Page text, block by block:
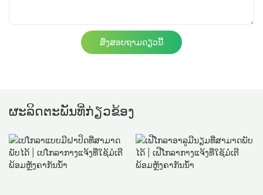
ສົ່ງສອບຖາມດຽວນີ້
ຜະລິດຕະພັນທີ່ກ່ຽວຂ້ອງ